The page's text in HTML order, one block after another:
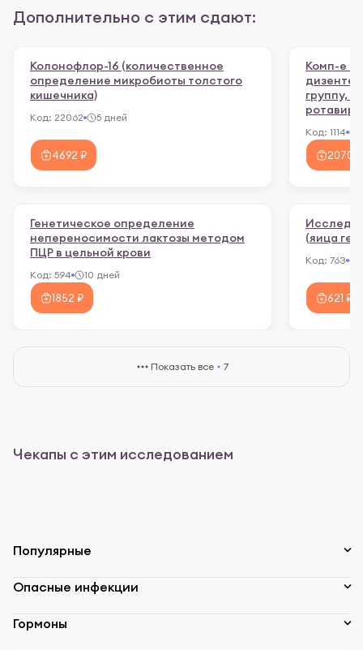
Дополнительно с этим сдают:
Колонофлор-16 (количественное
определение микробиоты толстого
кишечника)
Код: 22062 5 дней
4692 ₽
Комп-е
группу,
Код: 1114
2070 ₽
Генетическое определение
непереносимости лактозы методом
ПЦР в цельной крови
Код: 594 10 дней
1852 ₽
(яица
Код: 763
621 ₽
Показать все 7
Чекапы с этим исследованием
Популярные
Опасные инфекции
Гормоны